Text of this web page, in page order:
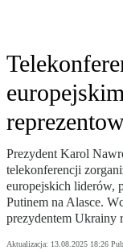
Prezydent Karol
telekonferencji
europejskich liderów,
Putinem na Alasce.
prezydentem Ukrainy
Aktualizacja: 13.08.2025 18:26